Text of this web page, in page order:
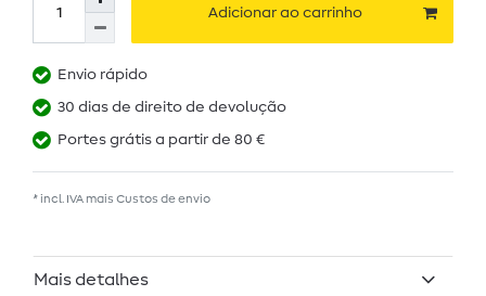
Adicionar ao carrinho
Envio rápido
30 dias de direito de devolução
Portes grátis a partir de 80 €
* incl. IVA mais Custos de envio
Mais detalhes